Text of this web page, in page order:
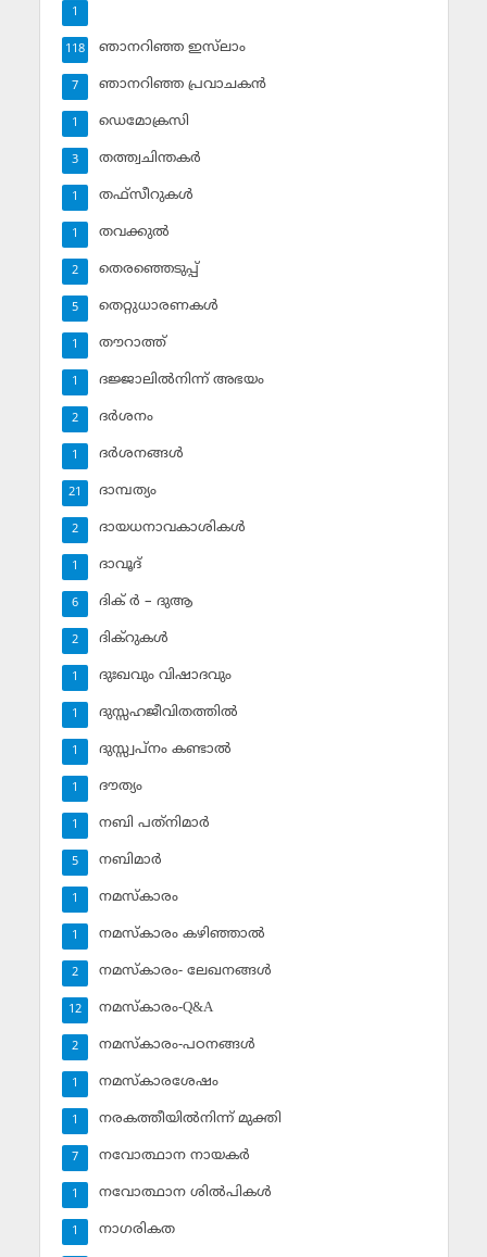
1
ഞാനറിഞ്ഞ ഇസ്‌ലാം
118
ഞാനറിഞ്ഞ പ്രവാചകന്‍
7
ഡെമോക്രസി
1
തത്ത്വചിന്തകര്‍
3
തഫ്‌സീറുകള്‍
1
തവക്കുല്‍
1
തെരഞ്ഞെടുപ്പ്
2
തെറ്റുധാരണകള്‍
5
തൗറാത്ത്
1
ദജ്ജാലില്‍നിന്ന് അഭയം
1
ദര്‍ശനം
2
ദര്‍ശനങ്ങള്‍
1
ദാമ്പത്യം
21
ദായധനാവകാശികള്‍
2
ദാവൂദ്‌
1
ദിക് ര്‍ – ദുആ
6
ദിക്‌റുകള്‍
2
ദുഃഖവും വിഷാദവും
1
ദുസ്സഹജീവിതത്തില്‍
1
ദുസ്സ്വപ്‌നം കണ്ടാല്‍
1
ദൗത്യം
1
നബി പത്‌നിമാര്‍
1
നബിമാര്‍
5
നമസ്‌കാരം
1
നമസ്‌കാരം കഴിഞ്ഞാല്‍
1
നമസ്‌കാരം- ലേഖനങ്ങള്‍
2
നമസ്‌കാരം-Q&A
12
നമസ്‌കാരം-പഠനങ്ങള്‍
2
നമസ്‌കാരശേഷം
1
നരകത്തീയില്‍നിന്ന് മുക്തി
1
നവോത്ഥാന നായകര്‍
7
നവോത്ഥാന ശില്‍പികള്‍
1
നാഗരികത
1